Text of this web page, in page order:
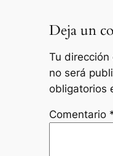
Deja un
Tu
no será
obligatorios
Comentario